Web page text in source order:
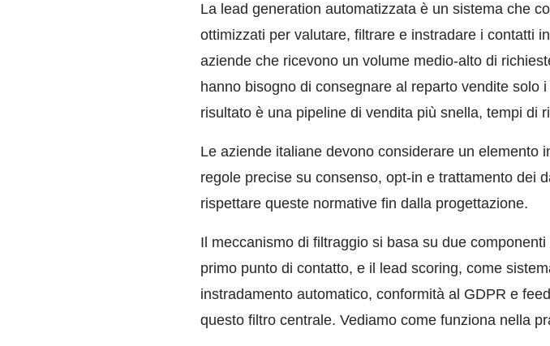
La lead generation automatizzata è un sistema che
ottimizzati per valutare, filtrare e instradare i contatti
aziende che ricevono un volume medio-alto di
hanno bisogno di consegnare al reparto vendite solo
risultato è una pipeline di vendita più snella, tempi di
Le aziende italiane devono considerare un elemento
regole precise su consenso, opt-in e trattamento dei
rispettare queste normative fin dalla progettazione.
Il meccanismo di filtraggio si basa su due
primo punto di contatto, e il lead scoring, come
instradamento automatico, conformità al GDPR e
questo filtro centrale. Vediamo come funziona nella